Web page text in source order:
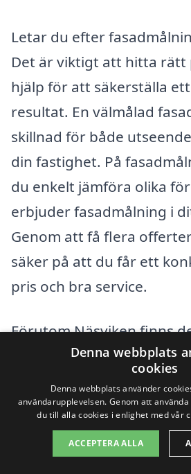
Letar du efter
Det är viktigt att hitta rätt
hjälp för att säkerställa
resultat. En välmålad
skillnad för både
din fastighet. På
du enkelt jämföra olika
erbjuder fasadmålning i
Genom att få flera
säker på att du får ett
pris och bra service.
Förutom Näsviken finns
städer i närheten där du
professionella målare.
inkluderar:
Strömsund
Denna webbplats
cookies
Denna webbplats använder
användarupplevelsen. Genom att
du till alla cookies i enlighet med vår
ACCEPTERA ALLA